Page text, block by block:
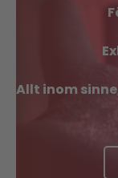
Allt inom